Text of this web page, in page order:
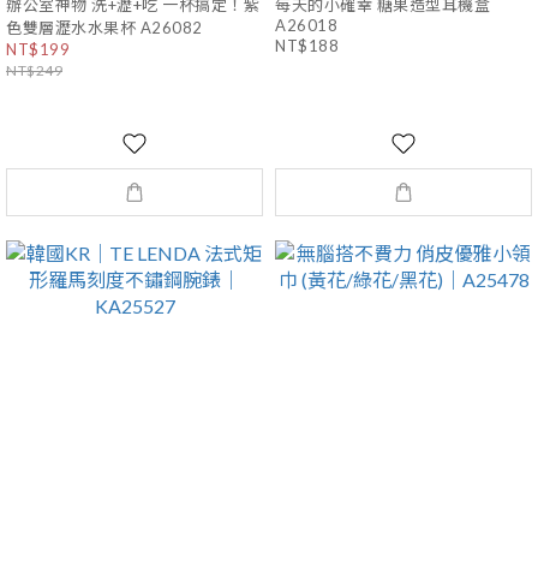
辦公室神物 洗+瀝+吃 一杯搞定！紫
色雙層瀝水水果杯 A26082
NT$199
NT$249
每天的小確幸 糖果造型耳機盒
A26018
NT$188